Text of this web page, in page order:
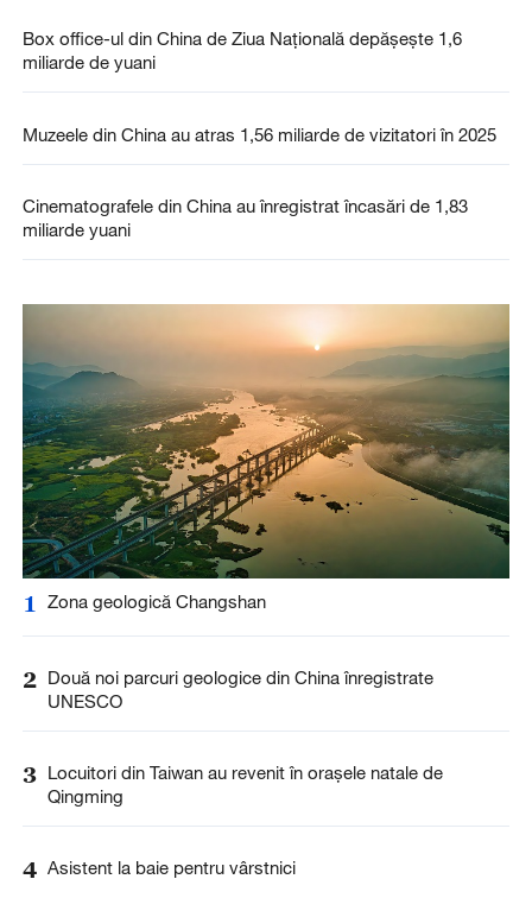
Box office-ul din China de Ziua Națională depășește 1,6
miliarde de yuani
Muzeele din China au atras 1,56 miliarde de vizitatori în 2025
Cinematografele din China au înregistrat încasări de 1,83
miliarde yuani
1 Zona geologică Changshan
2 Două noi parcuri geologice din China înregistrate
UNESCO
3 Locuitori din Taiwan au revenit în orașele natale de
Qingming
4 Asistent la baie pentru vârstnici